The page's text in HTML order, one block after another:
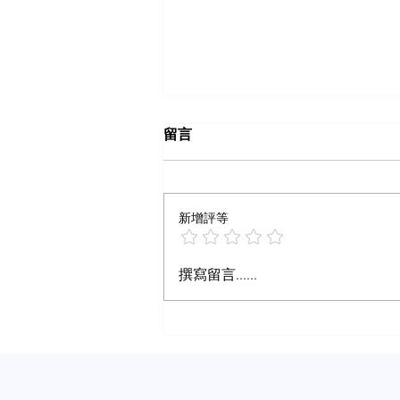
想火别再靠笔记数量取胜
留言
新增評等
撰寫留言......